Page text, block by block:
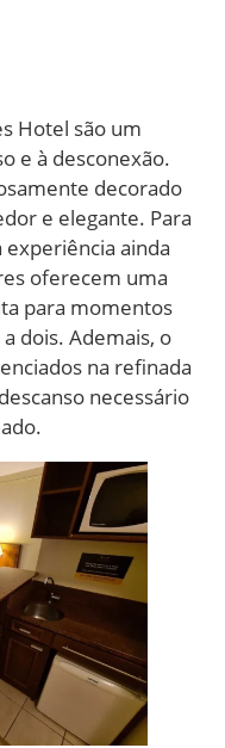
Hotel são um
e à desconexão.
decorado
e elegante. Para
ainda
oferecem uma
para momentos
dois. Ademais, o
na refinada
necessário